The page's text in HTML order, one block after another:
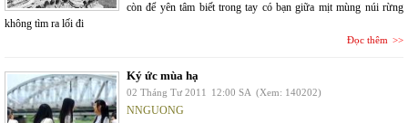
còn để yên tâm biết trong tay có bạn giữa mịt mùng núi rừng
không tìm ra lối đi
Đọc thêm
Ký ức mùa hạ
02 Tháng Tư 2011 12:00 SA (Xem: 140202)
NNGUONG